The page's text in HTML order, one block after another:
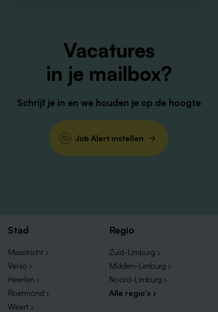
Vacatures
in je mailbox?
Schrijf je in en we houden je op de hoogte
Job Alert instellen
Stad
Maastricht ›
Venlo ›
Heerlen ›
Roermond ›
Weert ›
Regio
Zuid-Limburg ›
Midden-Limburg ›
Noord-Limburg ›
Alle regio's ›